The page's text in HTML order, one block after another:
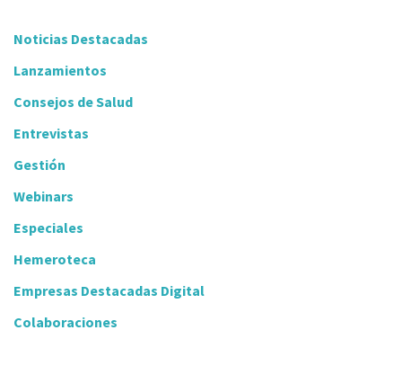
Noticias Destacadas
Lanzamientos
Consejos de Salud
Entrevistas
Gestión
Webinars
Especiales
Hemeroteca
Empresas Destacadas Digital
Colaboraciones